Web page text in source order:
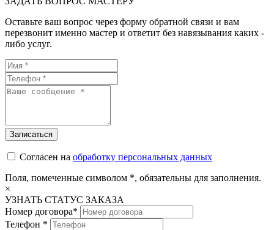
Оставьте ваш вопрос через форму обратной связи и вам
перезвонит именно мастер и ответит без навязывания каких -
либо услуг.
Согласен на обработку персональных данных
Поля, помеченные символом *, обязательны для заполнения.
×
УЗНАТЬ СТАТУС ЗАКАЗА
Номер договора*
Телефон *